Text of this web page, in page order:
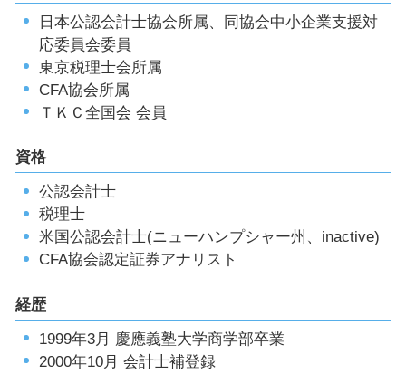
日本公認会計士協会所属、同協会中小企業支援対
応委員会委員
東京税理士会所属
CFA協会所属
ＴＫＣ全国会 会員
資格
公認会計士
税理士
米国公認会計士(ニューハンプシャー州、inactive)
CFA協会認定証券アナリスト
経歴
1999年3月 慶應義塾大学商学部卒業
2000年10月 会計士補登録